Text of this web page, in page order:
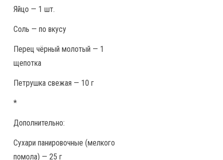
Яйцо — 1 шт.
Соль — по вкусу
Перец чёрный молотый — 1
щепотка
Петрушка свежая — 10 г
*
Дополнительно:
Сухари панировочные (мелкого
помола) — 25 г